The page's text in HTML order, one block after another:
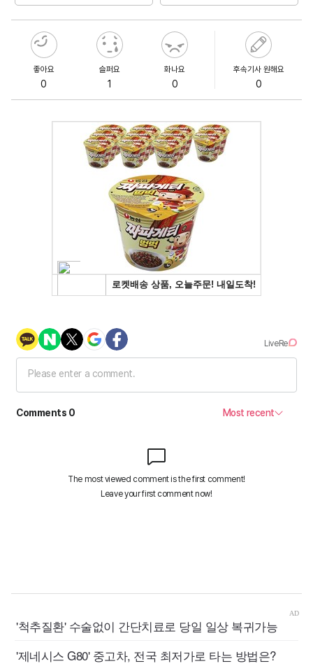
좋아요
0
슬퍼요
1
화나요
0
후속기사 원해요
0